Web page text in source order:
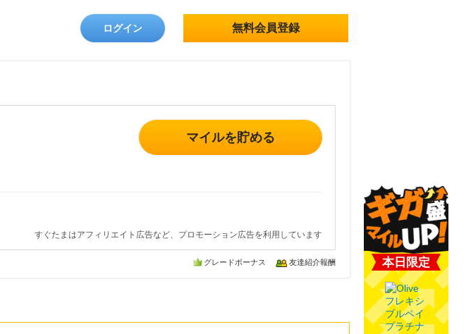
ログイン 無料会員登録
マイルを貯める
すぐたまはアフィリエイト広告など、プロモーション広告を利用しています
グレードボーナス 友達紹介報酬 本日限定